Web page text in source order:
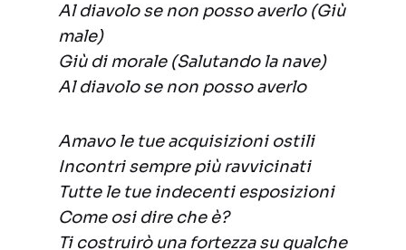
Al diavolo se non posso averlo (Giù
male)
Giù di morale (Salutando la nave)
Al diavolo se non posso averlo
Amavo le tue acquisizioni ostili
Incontri sempre più ravvicinati
Tutte le tue indecenti esposizioni
Come osi dire che è?
Ti costruirò una fortezza su qualche